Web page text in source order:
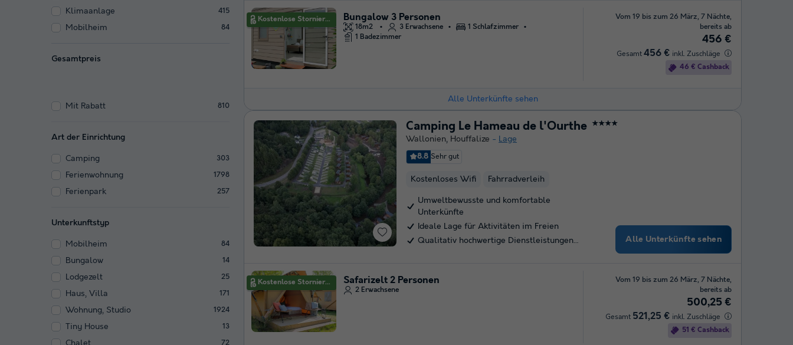
Klimaanlage 415
Mobilheim 84
Gesamtpreis
Mit Rabatt 810
Art der Einrichtung
Camping 303
Ferienwohnung 1798
Ferienpark 257
Unterkunftstyp
Mobilheim 84
Bungalow 14
Lodgezelt 25
Haus, Villa 171
Wohnung, Studio 1924
Tiny House 13
72
Alle Unterkünfte sehen
Kostenlose Stornierung Bungalow 3 Personen
18m2 3 Erwachsene
1 Schlafzimmer
1 Badezimmer
Vom 19 bis zum 26 März, 7 Nächte,
bereits ab
456 €
Gesamt 456 € inkl. Zuschläge
46 € Cashback
Camping Le Hameau de l'Ourthe ★★★★
Wallonien, Houffalize
Lage
8.8 Sehr gut
Kostenloses Wifi Fahrradverleih
Umweltbewusste und komfortable
Unterkünfte
Ideale Lage für Aktivitäten im Freien
Qualitativ hochwertige Dienstleistungen…
Alle Unterkünfte sehen
Kostenlose Stornierung Safarizelt 2 Personen
2 Erwachsene
Vom 19 bis zum 26 März, 7 Nächte,
bereits ab
500,25 €
Gesamt 521,25 € inkl. Zuschläge
51 € Cashback